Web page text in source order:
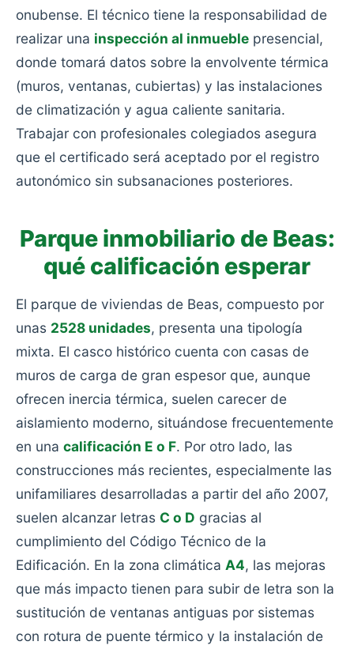
onubense. El técnico tiene la responsabilidad de
realizar una inspección al inmueble presencial,
donde tomará datos sobre la envolvente térmica
(muros, ventanas, cubiertas) y las instalaciones
de climatización y agua caliente sanitaria.
Trabajar con profesionales colegiados asegura
que el certificado será aceptado por el registro
autonómico sin subsanaciones posteriores.
Parque inmobiliario de Beas:
qué calificación esperar
El parque de viviendas de Beas, compuesto por
unas 2528 unidades, presenta una tipología
mixta. El casco histórico cuenta con casas de
muros de carga de gran espesor que, aunque
ofrecen inercia térmica, suelen carecer de
aislamiento moderno, situándose frecuentemente
en una calificación E o F. Por otro lado, las
construcciones más recientes, especialmente las
unifamiliares desarrolladas a partir del año 2007,
suelen alcanzar letras C o D gracias al
cumplimiento del Código Técnico de la
Edificación. En la zona climática A4, las mejoras
que más impacto tienen para subir de letra son la
sustitución de ventanas antiguas por sistemas
con rotura de puente térmico y la instalación de